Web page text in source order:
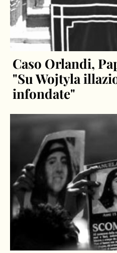
Caso Orlandi,
"Su Wojtyla
infondate"